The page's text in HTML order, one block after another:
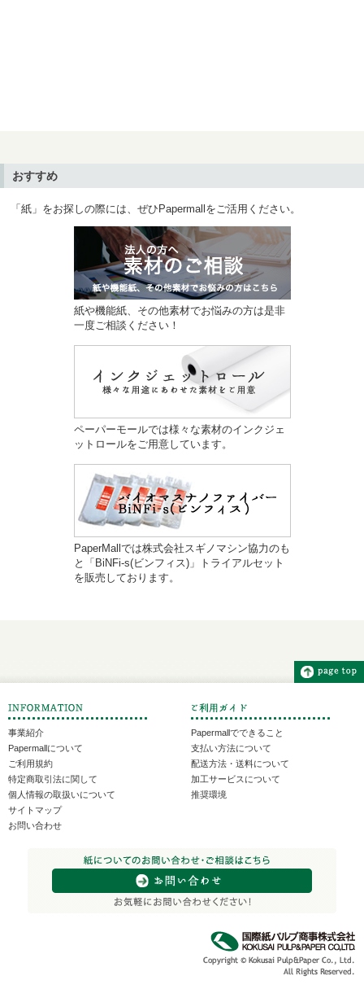
おすすめ
「紙」をお探しの際には、ぜひPapermallをご活用ください。
紙や機能紙、その他素材でお悩みの方は是非
一度ご相談ください！
ペーパーモールでは様々な素材のインクジェ
ットロールをご用意しています。
PaperMallでは株式会社スギノマシン協力のも
と「BiNFi-s(ビンフィス)」トライアルセット
を販売しております。
事業紹介
Papermallについて
ご利用規約
特定商取引法に関して
個人情報の取扱いについて
サイトマップ
お問い合わせ
Papermallでできること
支払い方法について
配送方法・送料について
加工サービスについて
推奨環境